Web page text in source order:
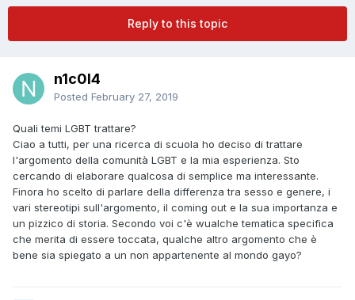
Reply to this topic
n1c0l4
Posted February 27, 2019
Quali temi LGBT trattare?
Ciao a tutti, per una ricerca di scuola ho deciso di trattare
l'argomento della comunità LGBT e la mia esperienza. Sto
cercando di elaborare qualcosa di semplice ma interessante.
Finora ho scelto di parlare della differenza tra sesso e genere, i
vari stereotipi sull'argomento, il coming out e la sua importanza e
un pizzico di storia. Secondo voi c'è wualche tematica specifica
che merita di essere toccata, qualche altro argomento che è
bene sia spiegato a un non appartenente al mondo gayo?